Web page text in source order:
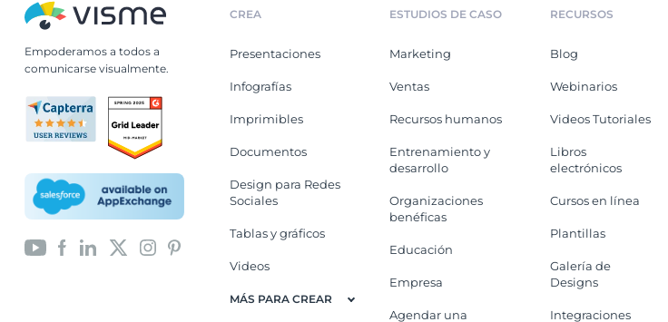
Empoderamos a todos a
comunicarse visualmente.
CREA
Presentaciones
Infografías
Imprimibles
Documentos
Design para Redes
Sociales
Tablas y gráficos
Videos
MÁS PARA CREAR
ESTUDIOS DE CASO
Marketing
Ventas
Recursos humanos
Entrenamiento y
desarrollo
Organizaciones
benéficas
Educación
Empresa
Agendar una
RECURSOS
Blog
Webinarios
Videos Tutoriales
Libros
electrónicos
Cursos en línea
Plantillas
Galería de
Designs
Integraciones